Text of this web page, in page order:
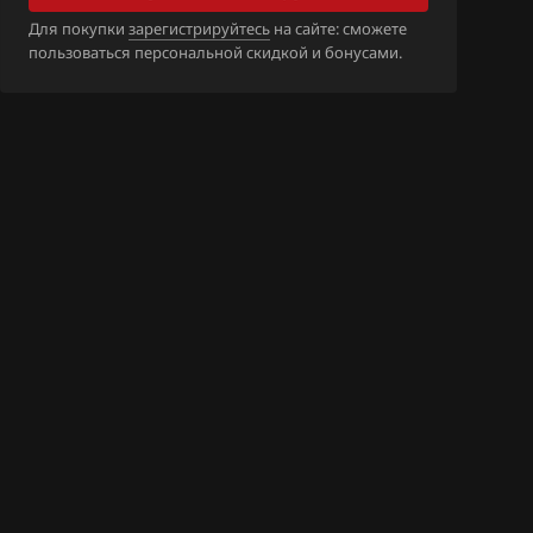
Для покупки зарегистрируйтесь на сайте: сможете
пользоваться персональной скидкой и бонусами.